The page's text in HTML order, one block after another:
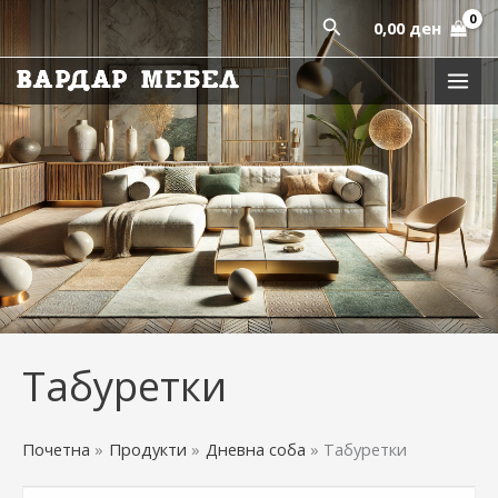
to
content
Пребарај
0,00 ден
Табуретки
Почетна Продукти Дневна соба Табуретки
Sorted
by
latest